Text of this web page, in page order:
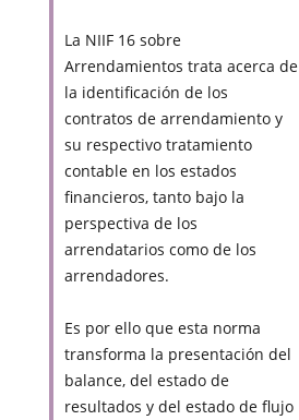
La NIIF 16 sobre
Arrendamientos trata acerca de
la identificación de los
contratos de arrendamiento y
su respectivo tratamiento
contable en los estados
financieros, tanto bajo la
perspectiva de los
arrendatarios como de los
arrendadores.
Es por ello que esta norma
transforma la presentación del
balance, del estado de
resultados y del estado de flujo